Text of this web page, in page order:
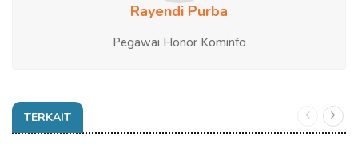
Rayendi Purba
Pegawai Honor Kominfo
TERKAIT